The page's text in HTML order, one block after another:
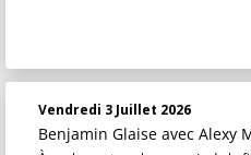
Vendredi 3 Juillet 2026
Benjamin Glaise avec Alexy